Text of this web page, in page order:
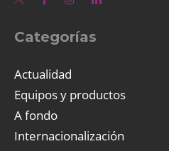
Categorías
Actualidad
Equipos y productos
A fondo
Internacionalización